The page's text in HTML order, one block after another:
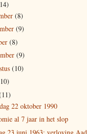
(8)
(9)
(8)
(9)
(10)
22 oktober 1990
al 7 jaar in het slop